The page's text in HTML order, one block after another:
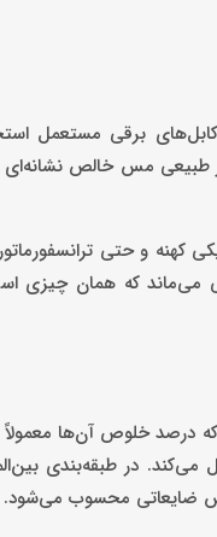
برقی مستعمل
طبیعی مس خالص
کهنه و حتی
که همان چیزی
می‌کند. در طبقه‌بندی